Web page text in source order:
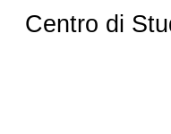
Centro di